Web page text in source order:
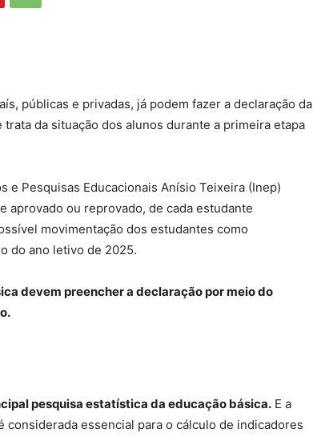
públicas e privadas, já podem fazer a declaração da
da situação dos alunos durante a primeira etapa
e Pesquisas Educacionais Anísio Teixeira (Inep)
aprovado ou reprovado, de cada estudante
movimentação dos estudantes como
do ano letivo de 2025.
devem preencher a declaração por meio do
pesquisa estatística da educação básica. E a
considerada essencial para o cálculo de indicadores